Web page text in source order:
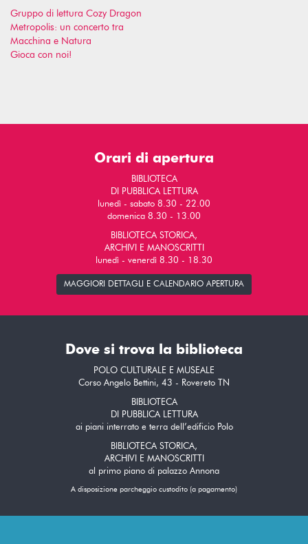
Gruppo di lettura Cozy Dragon
Metropolis: un concerto tra
Macchina e Natura
Gioca con noi!
Orari di apertura
BIBLIOTECA
DI PUBBLICA LETTURA
lunedì - sabato 8.30 - 22.00
domenica 8.30 - 13.00
BIBLIOTECA STORICA,
ARCHIVI E MANOSCRITTI
lunedì - venerdì 8.30 - 18.30
MAGGIORI DETTAGLI E CALENDARIO APERTURA
Dove si trova la biblioteca
POLO CULTURALE E MUSEALE
Corso Angelo Bettini, 43 - Rovereto TN
BIBLIOTECA
DI PUBBLICA LETTURA
ai piani interrato e terra dell’edificio Polo
BIBLIOTECA STORICA,
ARCHIVI E MANOSCRITTI
al primo piano di palazzo Annona
A disposizione parcheggio custodito (a pagamento)